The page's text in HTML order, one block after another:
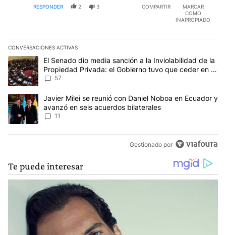
RESPONDER 2 3 COMPARTIR
MARCAR
COMO
INAPROPIADO
CONVERSACIONES ACTIVAS
Este listado muestra los artículos con más comentarios en los
Un artículo de tendencia con el título "El Senado dio media
El Senado dio media sanción a la Inviolabilidad de la
Propiedad Privada: el Gobierno tuvo que ceder en la
Ley del Manejo del Fuego
57
Un artículo de tendencia con el título "Javier Milei se reunió con
Javier Milei se reunió con Daniel Noboa en Ecuador y
avanzó en seis acuerdos bilaterales
11
Gestionado por